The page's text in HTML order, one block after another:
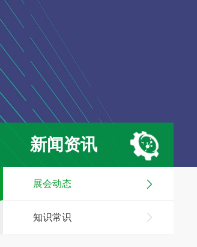
新闻资讯
展会动态
知识常识